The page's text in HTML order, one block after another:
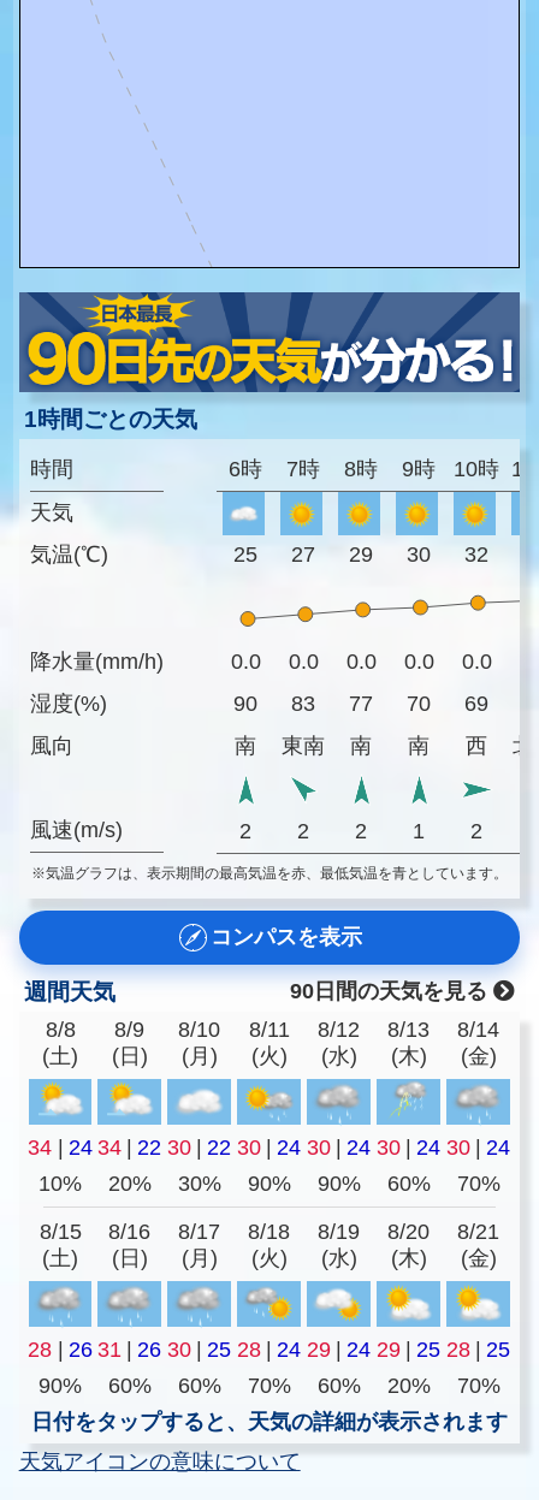
1時間ごとの天気
時間
天気
気温(℃)
降水量(mm/h)
湿度(%)
風向
風速(m/s)
6時 7時 8時 9時 10時
25 27 29 30 32
0.0 0.0 0.0 0.0 0.0
90
83 77 70 69
南
東南 南 南 西 北
2 2 2 1 2
※気温グラフは、表示期間の最高気温を赤、最低気温を青としています。
コンパスを表示
週間天気
90日間の天気を見る
8/8
(土)
8/9
(日)
8/10
(月)
8/11
(火)
8/12
(水)
8/13
(木)
8/14
(金)
34 | 24 34 | 22 30 | 22 30 | 24 30 | 24 30 | 24 30 | 24
10%
20% 30% 90% 90% 60% 70%
8/15
(土)
8/16
(日)
8/17
(月)
8/18
(火)
8/19
(水)
8/20
(木)
8/21
(金)
28 | 26 31 | 26 30 | 25 28 | 24 29 | 24 29 | 25 28 | 25
90%
60% 60% 70% 60% 20%
70%
日付をタップすると、天気の詳細が表示されます
天気アイコンの意味について